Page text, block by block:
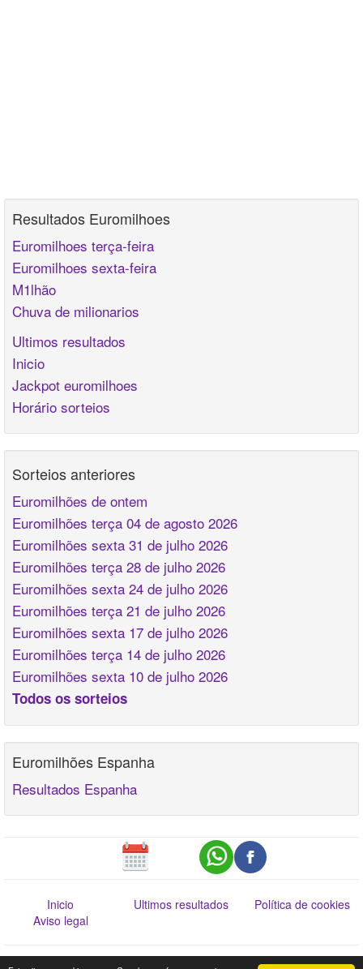
Resultados Euromilhoes
Euromilhoes terça-feira
Euromilhoes sexta-feira
M1lhão
Chuva de milionarios
Ultimos resultados
Inicio
Jackpot euromilhoes
Horário sorteios
Sorteios anteriores
Euromilhões de ontem
Euromilhões terça 04 de agosto 2026
Euromilhões sexta 31 de julho 2026
Euromilhões terça 28 de julho 2026
Euromilhões sexta 24 de julho 2026
Euromilhões terça 21 de julho 2026
Euromilhões sexta 17 de julho 2026
Euromilhões terça 14 de julho 2026
Euromilhões sexta 10 de julho 2026
Todos os sorteios
Euromilhões Espanha
Resultados Espanha
Inicio Ultimos resultados
Política de cookies
Aviso legal